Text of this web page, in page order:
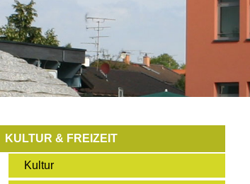
KULTUR & FREIZEIT
Kultur